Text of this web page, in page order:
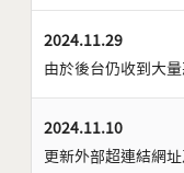
2024.11.29
由於後台仍收到大
2024.11.10
更新外部超連結網址